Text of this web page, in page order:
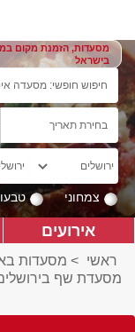
מסעדות, הזמנת מקום
בישראל
צמחוני
אירועים
ראשי > מסעדות
מסעדת שף